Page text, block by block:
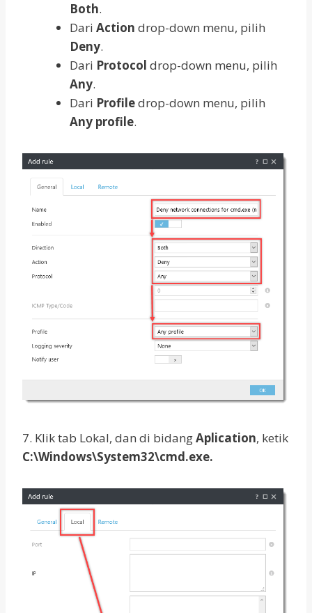
Both.
Dari Action drop-down menu, pilih
Deny.
Dari Protocol drop-down menu, pilih
Any.
Dari Profiledrop-down menu, pilih
Any profile.
7. Klik tab Lokal, dan di bidangAplication, ketik
C:\Windows\System32\cmd.exe.